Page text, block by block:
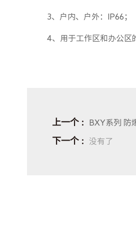
3、户内、户外：IP66；
4、用于工作区和办公区
上一个 BXY系列 防
下一个 没有了